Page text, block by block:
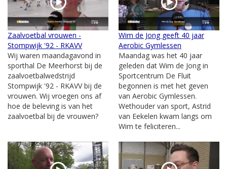
Zaalvoetbal vrouwen -
Stompwijk '92 - RKAVV
Wij waren maandagavond in
sporthal De Meerhorst bij de
zaalvoetbalwedstrijd
Stompwijk '92 - RKAVV bij de
vrouwen. Wij vroegen ons af
hoe de beleving is van het
zaalvoetbal bij de vrouwen?
Wim de Jong geeft 40 jaar
Aerobic Gymlessen
Maandag was het 40 jaar
geleden dat Wim de Jong in
Sportcentrum De Fluit
begonnen is met het geven
van Aerobic Gymlessen.
Wethouder van sport, Astrid
van Eekelen kwam langs om
Wim te feliciteren...